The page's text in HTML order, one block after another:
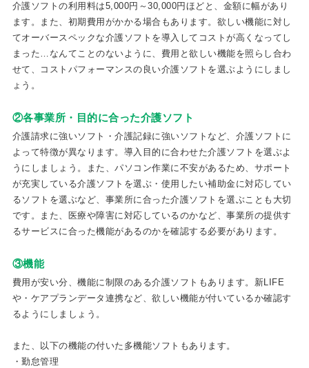
介護ソフトの利用料は5,000円～30,000円ほどと、金額に幅があり
ます。また、初期費用がかかる場合もあります。欲しい機能に対し
てオーバースペックな介護ソフトを導入してコストが高くなってし
まった…なんてことのないように、費用と欲しい機能を照らし合わ
せて、コストパフォーマンスの良い介護ソフトを選ぶようにしまし
ょう。
②各事業所・目的に合った介護ソフト
介護請求に強いソフト・介護記録に強いソフトなど、介護ソフトに
よって特徴が異なります。導入目的に合わせた介護ソフトを選ぶよ
うにしましょう。また、パソコン作業に不安があるため、サポート
が充実している介護ソフトを選ぶ・使用したい補助金に対応してい
るソフトを選ぶなど、事業所に合った介護ソフトを選ぶことも大切
です。また、医療や障害に対応しているのかなど、事業所の提供す
るサービスに合った機能があるのかを確認する必要があります。
③機能
費用が安い分、機能に制限のある介護ソフトもあります。新LIFE
や・ケアプランデータ連携など、欲しい機能が付いているか確認す
るようにしましょう。
また、以下の機能の付いた多機能ソフトもあります。
・勤怠管理